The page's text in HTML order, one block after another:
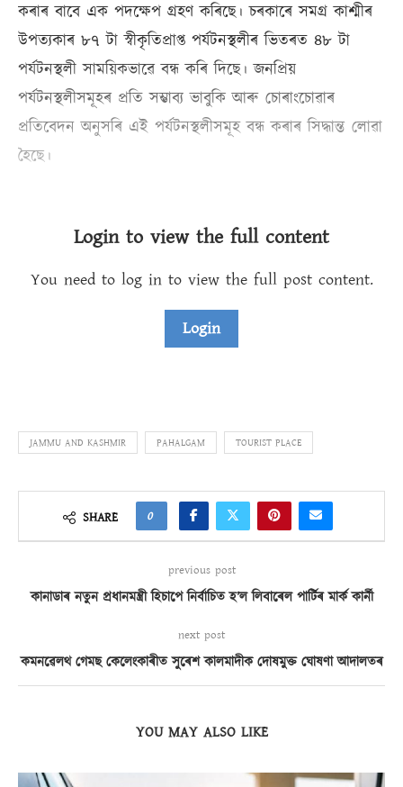
কৰাৰ বাবে এক পদক্ষেপ গ্ৰহণ ‎কৰিছে। চৰকাৰে সমগ্ৰ কাশ্মীৰ
উপত্যকাৰ ৮৭ টা স্বীকৃতিপ্ৰাপ্ত পৰ্যটনস্থলীৰ ভিতৰত ‎৪৮ টা
পৰ্যটনস্থলী সাময়িকভাৱে বন্ধ কৰি দিছে। ‎জনপ্ৰিয়
পৰ্যটনস্থলীসমূহৰ প্ৰতি সম্ভাব্য ভাবুকি আৰু চোৰাংচোৱাৰ
প্ৰতিবেদন অনুসৰি ‎এই পৰ্যটনস্থলীসমূহ বন্ধ কৰাৰ সিদ্ধান্ত লোৱা
হৈছে।
Login to view the full content
You need to log in to view the full post content.
Login
JAMMU AND KASHMIR PAHALGAM TOURIST PLACE
SHARE 0
previous post
কানাডাৰ নতুন প্ৰধানমন্ত্ৰী হিচাপে নিৰ্বাচিত হ’ল লিবাৰেল পাৰ্টিৰ মাৰ্ক কাৰ্নী
next post
কমনৱেলথ গেমছ কেলেংকাৰীত সুৰেশ কালমাদীক দোষমুক্ত ঘোষণা আদালতৰ
YOU MAY ALSO LIKE